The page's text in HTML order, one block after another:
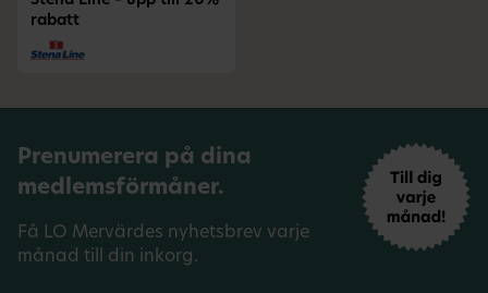
rabatt
Prenumerera på dina
medlemsförmåner.
Få LO Mervärdes nyhetsbrev varje
månad till din inkorg.